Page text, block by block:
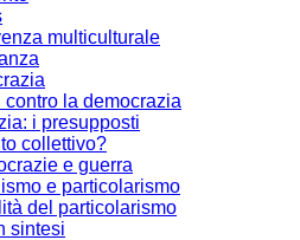
multiculturale
la democrazia
i presupposti
collettivo?
e guerra
e particolarismo
del particolarismo
sintesi